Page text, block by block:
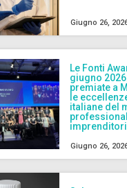
Giugno 26,
Le Fonti
giugno
premiate a
le
italiane del
Giugno 26,